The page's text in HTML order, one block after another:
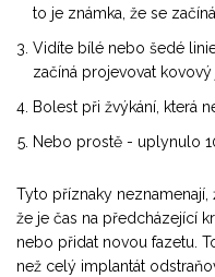
to je známka, že se
Vidíte bílé nebo šedé
začíná projevovat kovový
Bolest při žvýkání, která
Nebo prostě - uplynulo
Tyto příznaky neznamenají,
že je čas na předcházející
nebo přidat novou fazetu.
než celý implantát